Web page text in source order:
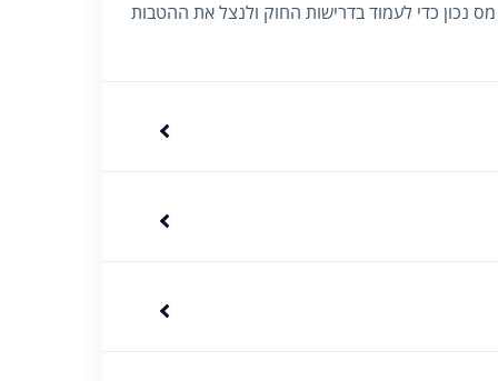
מס נכון כדי לעמוד בדרישות החוק ולנצל את ההטבות